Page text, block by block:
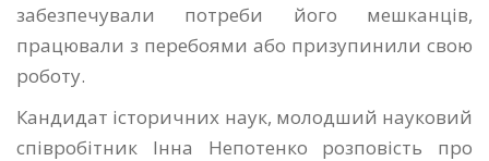
забезпечували потреби його мешканців,
працювали з перебоями або призупинили свою
роботу.
Кандидат історичних наук, молодший науковий
співробітник Інна Непотенко розповість про